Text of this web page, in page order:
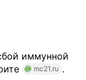
иммунной
mc21.ru .